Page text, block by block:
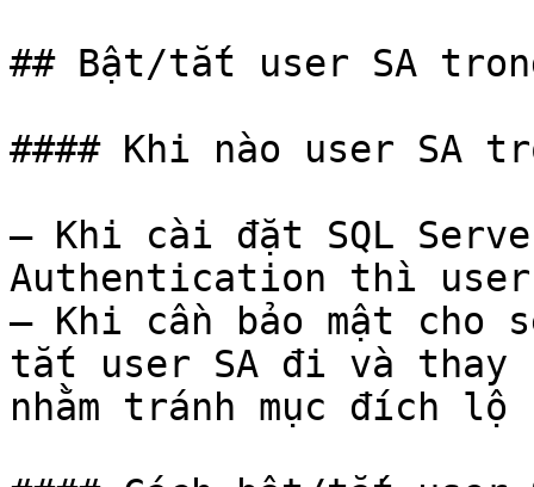
## Bật/tắt user SA
#### Khi nào user SA
– Khi cài đặt SQL
Authentication thì
– Khi cần bảo mật
tắt user SA đi và thay
nhằm tránh mục đích